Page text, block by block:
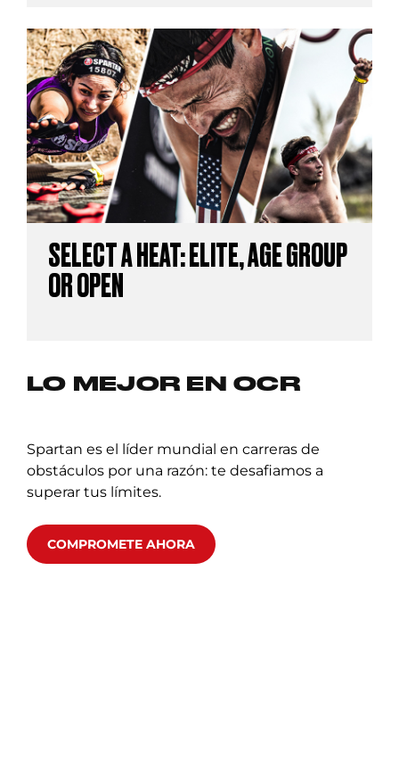
SELECT A HEAT: ELITE, AGE GROUP
OR OPEN
LO MEJOR EN OCR
Spartan es el líder mundial en carreras de
obstáculos por una razón: te desafiamos a
superar tus límites.
COMPROMETE AHORA